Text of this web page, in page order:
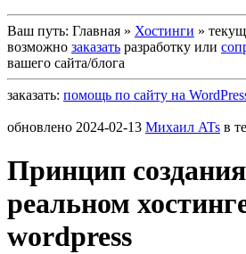
Ваш путь: Главная » Хостинги »
возможно заказать разработку или
вашего сайта/блога
заказать: помощь по сайту на
обновлено 2024-02-13 Михаил ATs в
Принцип
реальном
wordpress